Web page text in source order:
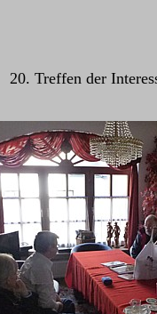
20. Treffen der